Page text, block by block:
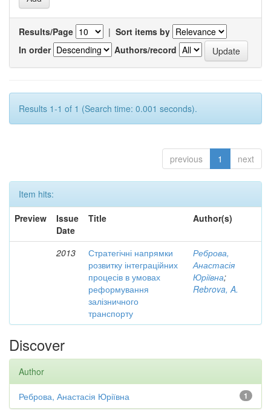
Results/Page | Sort items by
In order
Authors/record
Results 1-1 of 1 (Search time: 0.001 seconds).
previous 1 next
Item hits:
Preview
Issue
Date
Title Author(s)
2013
Стратегічні напрямки
розвитку інтеграційних
процесів в умовах
реформування
залізничного
транспорту
Реброва,
Анастасія
Юріївна;
Rebrova, A.
Discover
Author
1
Реброва, Анастасія Юріївна